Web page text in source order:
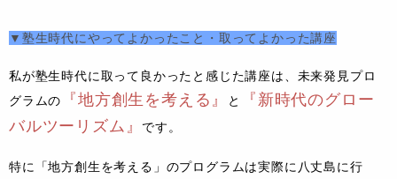
▼塾生時代にやってよかったこと・取ってよかった講座
私が塾生時代に取って良かったと感じた講座は、未来発見プロ
グラムの
『地方創生を考える』 と
『新時代のグロー
バルツーリズム』
です。
特に「地方創生を考える」のプログラムは実際に八丈島に行